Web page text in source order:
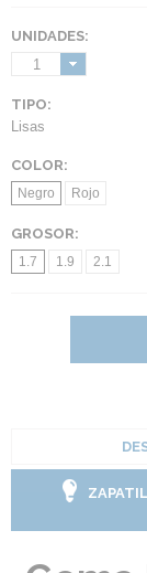
UNIDADES:
1
TIPO:
Lisas
COLOR:
Negro Rojo
GROSOR:
1.7 1.9 2.1